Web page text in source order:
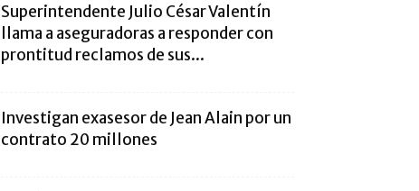
Superintendente Julio César Valentín
llama a aseguradoras a responder con
prontitud reclamos de sus...
Investigan exasesor de Jean Alain por un
contrato 20 millones